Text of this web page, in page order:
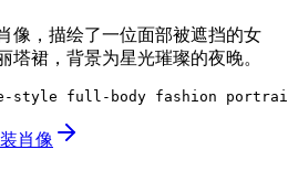
像，描绘了一位面部被遮挡的女
塔裙，背景为星光璀璨的夜晚。
style full-body fashion
肖像